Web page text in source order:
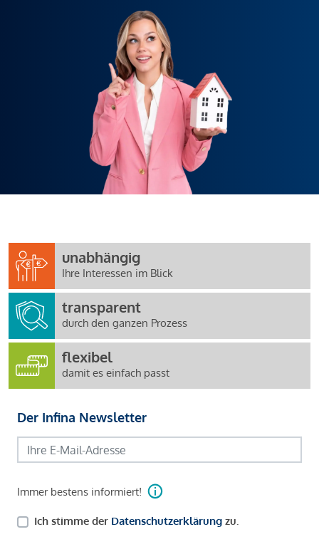
unabhängig
Ihre Interessen im Blick
transparent
durch den ganzen Prozess
flexibel
damit es einfach passt
Der Infina Newsletter
Immer bestens informiert!
Ich stimme der Datenschutzerklärung zu.